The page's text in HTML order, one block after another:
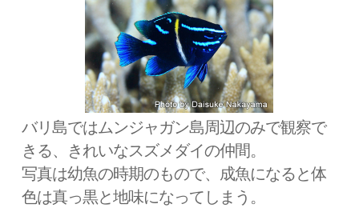
バリ島ではムンジャガン島周辺のみで観察で
きる、きれいなスズメダイの仲間。
写真は幼魚の時期のもので、成魚になると体
色は真っ黒と地味になってしまう。